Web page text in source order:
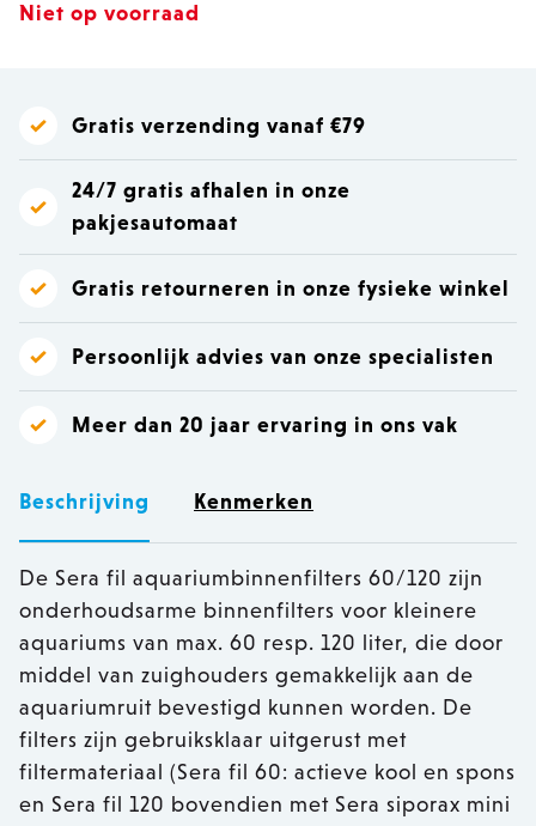
Niet op voorraad
Gratis verzending vanaf €79
24/7 gratis afhalen in onze
pakjesautomaat
Gratis retourneren in onze fysieke winkel
Persoonlijk advies van onze specialisten
Meer dan 20 jaar ervaring in ons vak
Beschrijving Kenmerken
De Sera fil aquariumbinnenfilters 60/120 zijn
onderhoudsarme binnenfilters voor kleinere
aquariums van max. 60 resp. 120 liter, die door
middel van zuighouders gemakkelijk aan de
aquariumruit bevestigd kunnen worden. De
filters zijn gebruiksklaar uitgerust met
filtermateriaal (Sera fil 60: actieve kool en spons
en Sera fil 120 bovendien met Sera siporax mini